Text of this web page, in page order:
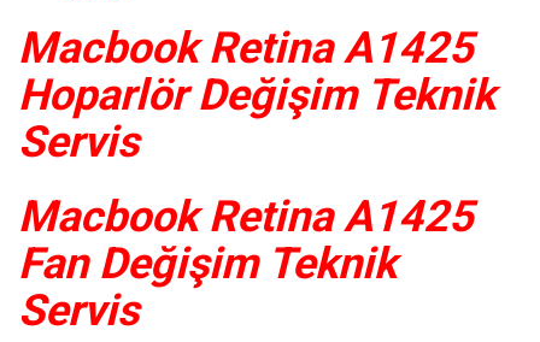
Macbook Retina A1425
Hoparlör Değişim Teknik
Servis
Macbook Retina A1425
Fan Değişim Teknik
Servis